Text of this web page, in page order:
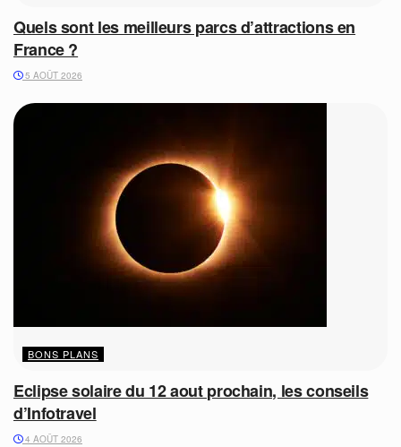
Quels sont les meilleurs parcs d’attractions en
France ?
5 AOÛT 2026
BONS PLANS
Eclipse solaire du 12 aout prochain, les conseils
d’Infotravel
4 AOÛT 2026